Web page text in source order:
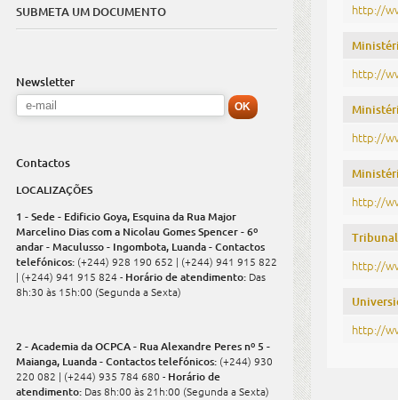
SUBMETA UM DOCUMENTO
Newsletter
Contactos
LOCALIZAÇÕES
1 - Sede - Edificio Goya, Esquina da Rua Major
Marcelino Dias com a Nicolau Gomes Spencer - 6º
andar - Maculusso - Ingombota, Luanda - Contactos
telefónicos: (+244) 928 190 652 | (+244) 941 915 822
| (+244) 941 915 824 - Horário de atendimento: Das
8h:30 às 15h:00 (Segunda a Sexta)
2 - Academia da OCPCA - Rua Alexandre Peres nº 5 -
Maianga, Luanda - Contactos telefónicos: (+244) 930
220 082 | (+244) 935 784 680 - Horário de
atendimento: Das 8h:00 às 21h:00 (Segunda a Sexta)
http://
http://
http://
http://
http://
http://